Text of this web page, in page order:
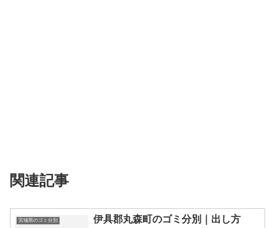
関連記事
宮城県のゴミ分別 伊具郡丸森町のゴミ分別｜出し方